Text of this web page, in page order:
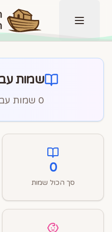
תפריט
שמות
0 שמות
0
סך הכול שמות